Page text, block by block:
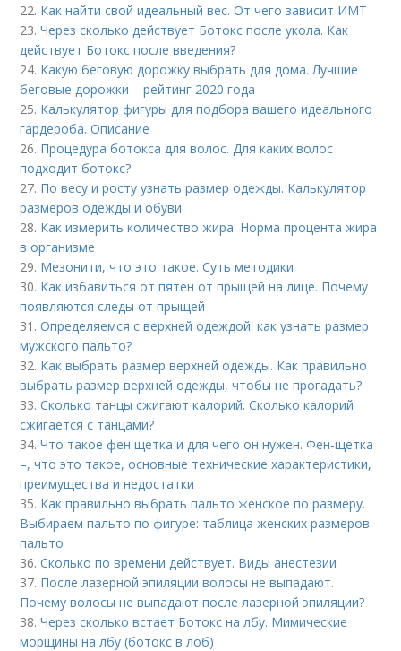
22. Как найти свой идеальный вес. От чего зависит ИМТ
23.Через сколько действует Ботокс после укола. Как
действует Ботокс после введения?
24. Какую беговую дорожку выбрать для дома. Лучшие
беговые дорожки – рейтинг 2020 года
25. Калькулятор фигуры для подбора вашего идеального
гардероба. Описание
26. Процедура ботокса для волос. Для каких волос
подходит ботокс?
27. По весу и росту узнать размер одежды. Калькулятор
размеров одежды и обуви
28. Как измерить количество жира. Норма процента жира
в организме
29. Мезонити, что это такое. Суть методики
30. Как избавиться от пятен от прыщей на лице. Почему
появляются следы от прыщей
31.Определяемся с верхней одеждой: как узнать размер
мужского пальто?
32. Как выбрать размер верхней одежды. Как правильно
выбрать размер верхней одежды, чтобы не прогадать?
33.Сколько танцы сжигают калорий. Сколько калорий
сжигается с танцами?
34.Что такое фен щетка и для чего он нужен. Фен-щетка
–, что это такое, основные технические характеристики,
преимущества и недостатки
35. Как правильно выбрать пальто женское по размеру.
Выбираем пальто по фигуре: таблица женских размеров
пальто
36.Сколько по времени действует. Виды анестезии
37. После лазерной эпиляции волосы не выпадают.
Почему волосы не выпадают после лазерной эпиляции?
38.Через сколько встает Ботокс на лбу. Мимические
морщины на лбу (ботокс в лоб)